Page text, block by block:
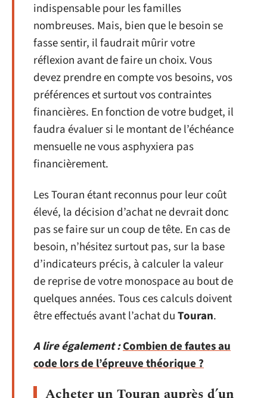
indispensable pour les familles
nombreuses. Mais, bien que le besoin se
fasse sentir, il faudrait mûrir votre
réflexion avant de faire un choix. Vous
devez prendre en compte vos besoins, vos
préférences et surtout vos contraintes
financières. En fonction de votre budget, il
faudra évaluer si le montant de l’échéance
mensuelle ne vous asphyxiera pas
financièrement.
Les Touran étant reconnus pour leur coût
élevé, la décision d’achat ne devrait donc
pas se faire sur un coup de tête. En cas de
besoin, n’hésitez surtout pas, sur la base
d’indicateurs précis, à calculer la valeur
de reprise de votre monospace au bout de
quelques années. Tous ces calculs doivent
être effectués avant l’achat duTouran.
A lire également :Combien de fautes au
code lors de l’épreuve théorique ?
Acheter un Touran auprès d’un